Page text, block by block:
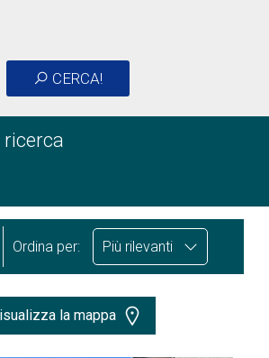
CERCA!
Ordina per: Più rilevanti
la mappa